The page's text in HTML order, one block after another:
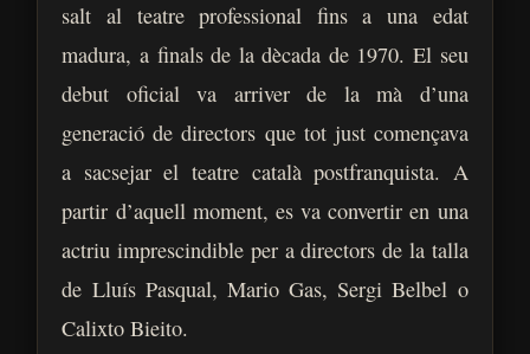
salt al teatre professional fins a una edat
madura, a finals de la dècada de 1970. El seu
debut oficial va arriver de la mà d’una
generació de directors que tot just començava
a sacsejar el teatre català postfranquista. A
partir d’aquell moment, es va convertir en una
actriu imprescindible per a directors de la talla
de Lluís Pasqual, Mario Gas, Sergi Belbel o
Calixto Bieito.